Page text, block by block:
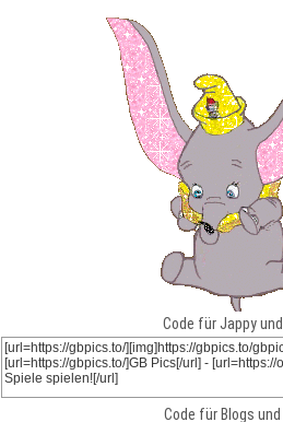
Code für Jappy und
Code für Blogs und